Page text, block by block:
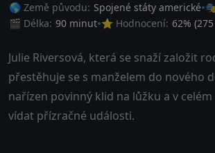
🌎 Země původu: Spojené státy americké
🎬 Délka: 90 minut ⭐ Hodnocení: 62% (275
Julie Riversová, která se snaží založit
přestěhuje se s manželem do nového
nařízen povinný klid na lůžku a v
vídat přízračné události.